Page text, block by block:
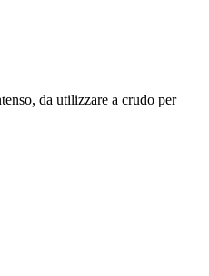
da utilizzare a crudo per